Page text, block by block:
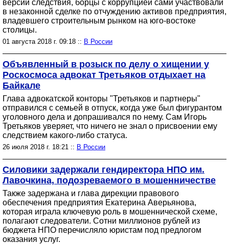
версии следствия, борцы с коррупцией сами участвовали
в незаконной сделке по отчуждению активов предприятия,
владевшего строительным рынком на юго-востоке
столицы.
01 августа 2018 г. 09:18 :: В России
Объявленный в розыск по делу о хищении у
Роскосмоса адвокат Третьяков отдыхает на
Байкале
Глава адвокатской конторы "Третьяков и партнеры"
отправился с семьей в отпуск, когда уже был фигурантом
уголовного дела и допрашивался по нему. Сам Игорь
Третьяков уверяет, что ничего не знал о присвоении ему
следствием какого-либо статуса.
26 июля 2018 г. 18:21 :: В России
Силовики задержали гендиректора НПО им.
Лавочкина, подозреваемого в мошенничестве
Также задержана и глава дирекции правового
обеспечения предприятия Екатерина Аверьянова,
которая играла ключевую роль в мошеннической схеме,
полагают следователи. Сотни миллионов рублей из
бюджета НПО перечисляло юристам под предлогом
оказания услуг.